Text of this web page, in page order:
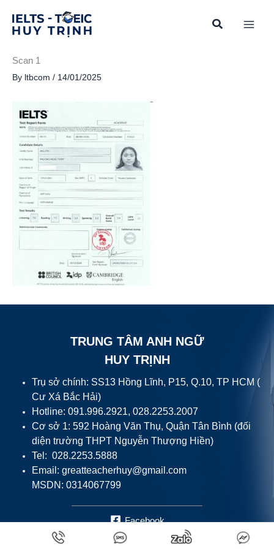
content
Scan 1
By ltbcom / 14/01/2025
TRUNG TÂM ANH NGỮ
HUY TRỊNH
Trụ sở chính: SS13 Hồng Lĩnh, P15, Q.10, TP HCM (
Cư Xá Bắc Hải)
Hotline: 091.996.2921, 028.2253.2007
Cơ sở 1: 592 Hoàng Văn Thụ, Quận Tân Bình (đối
diện trường THPT Nguyễn Thượng Hiền)
Tel: 028.2253.5888
Email: greatteacherhuy@gmail.com
MSDN: 0314067799
Facebook